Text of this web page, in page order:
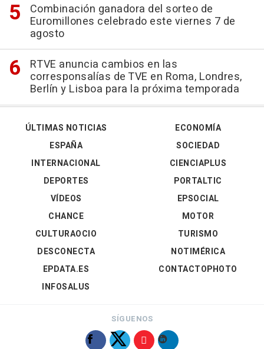
Combinación ganadora del sorteo de
Euromillones celebrado este viernes 7 de
agosto
RTVE anuncia cambios en las
corresponsalías de TVE en Roma, Londres,
Berlín y Lisboa para la próxima temporada
ÚLTIMAS NOTICIAS
ESPAÑA
INTERNACIONAL
DEPORTES
VÍDEOS
ECONOMÍA
SOCIEDAD
CIENCIAPLUS
PORTALTIC
EPSOCIAL
CHANCE
CULTURAOCIO
DESCONECTA
EPDATA.ES
INFOSALUS
MOTOR
TURISMO
NOTIMÉRICA
CONTACTOPHOTO
SÍGUENOS